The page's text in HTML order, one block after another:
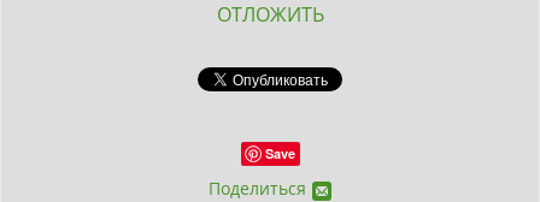
ОТЛОЖИТЬ
Save
Поделиться